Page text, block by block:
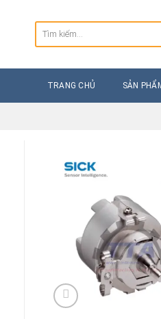
Tìm
TRANG CHỦ SẢN